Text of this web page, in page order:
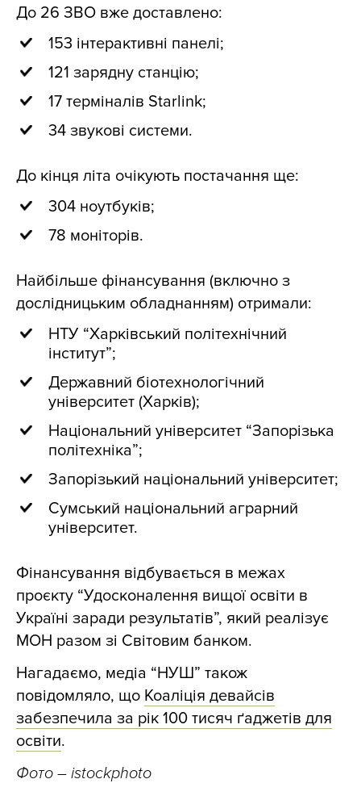
До 26 ЗВО вже доставлено:
153 інтерактивні панелі;
121 зарядну станцію;
17 терміналів Starlink;
34 звукові системи.
До кінця літа очікують постачання ще:
304 ноутбуків;
78 моніторів.
Найбільше фінансування (включно з
дослідницьким обладнанням) отримали:
НТУ “Харківський політехнічний
інститут”;
Державний біотехнологічний
університет (Харків);
Національний університет “Запорізька
політехніка”;
Запорізький національний університет;
Сумський національний аграрний
університет.
Фінансування відбувається в межах
проєкту “Удосконалення вищої освіти в
Україні заради результатів”, який реалізує
МОН разом зі Світовим банком.
Нагадаємо, медіа “НУШ” також
повідомляло, що Коаліція девайсів
забезпечила за рік 100 тисяч ґаджетів для
освіти.
Фото – istockphoto